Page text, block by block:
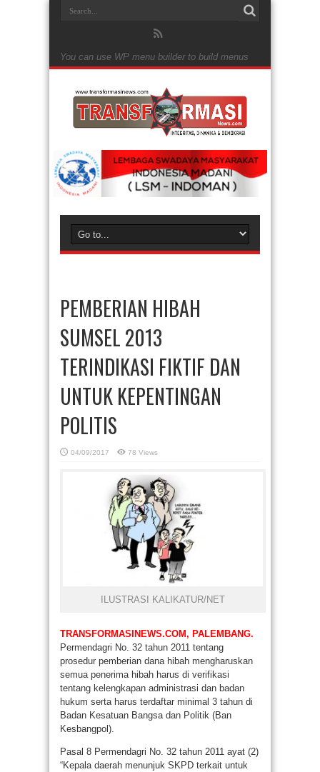
You can use WP menu builder to build menus
PEMBERIAN HIBAH
SUMSEL 2013
TERINDIKASI FIKTIF DAN
UNTUK KEPENTINGAN
POLITIS
04/09/2017 78 Views
ILUSTRASI KALIKATUR/NET
TRANSFORMASINEWS.COM, PALEMBANG.
Permendagri No. 32 tahun 2011 tentang
prosedur pemberian dana hibah mengharuskan
semua penerima hibah harus di verifikasi
tentang kelengkapan administrasi dan badan
hukum serta harus terdaftar minimal 3 tahun di
Badan Kesatuan Bangsa dan Politik (Ban
Kesbangpol).
Pasal 8 Permendagri No. 32 tahun 2011 ayat (2)
“Kepala daerah menunjuk SKPD terkait untuk